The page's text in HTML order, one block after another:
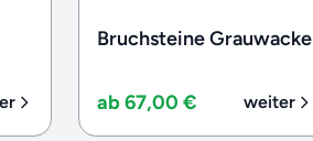
Bruchsteine Grauwacke
ab 67,00 € weiter